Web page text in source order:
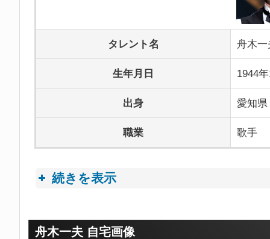
タレント名 舟木一
生年月日 1944
出身 愛知
職業 歌手
続きを表示
プロフィールトピック
舟木一夫 自宅画像